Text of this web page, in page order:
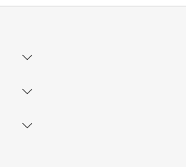
اولین کنسولی بود که